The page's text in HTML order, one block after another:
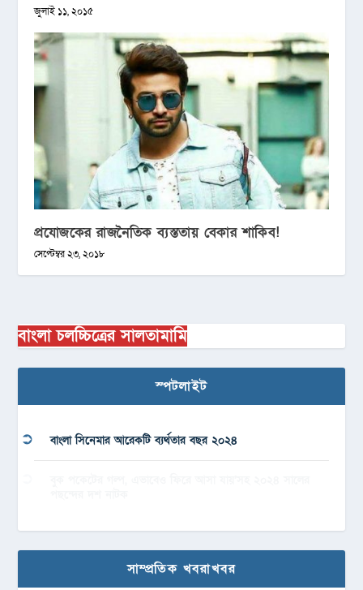
জুলাই ১১, ২০১৫
প্রযোজকের রাজনৈতিক ব্যস্ততায় বেকার শাকিব!
সেপ্টেম্বর ২৩, ২০১৮
বাংলা চলচ্চিত্রের সালতামামি
স্পটলাইট
বাংলা সিনেমার আরেকটি ব্যর্থতার বছর ২০২৪
সাম্প্রতিক খবরাখবর